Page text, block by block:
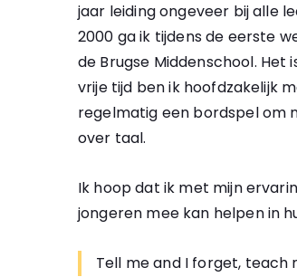
jaar leiding ongeveer bij alle
2000 ga ik tijdens de eerste
de Brugse Middenschool.
vrije tijd ben ik hoofdzakelijk
regelmatig een bordspel om
over taal.
Ik hoop dat ik met mijn
jongeren mee kan helpen in
Tell me and I forget, teach